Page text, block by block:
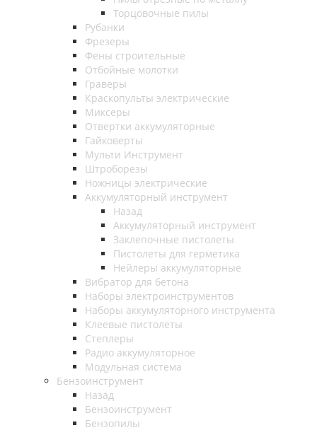
Торцовочные пилы
Рубанки
Фрезеры
Фены строительные
Отбойные молотки
Граверы
Краскопульты электрические
Миксеры
Отвертки аккумуляторные
Гайковерты
Мульти Инструмент
Штроборезы
Ножницы электрические
Аккумуляторный инструмент
Назад
Аккумуляторный инструмент
Заклепочные пистолеты
Пистолеты для герметика
Нейлеры аккумуляторные
Вибратор для бетона
Наборы электроинструментов
Наборы аккумуляторного инструмента
Клеевые пистолеты
Степлеры
Радио аккумуляторное
Модульная система
Бензоинструмент
Назад
Бензоинструмент
Бензопилы